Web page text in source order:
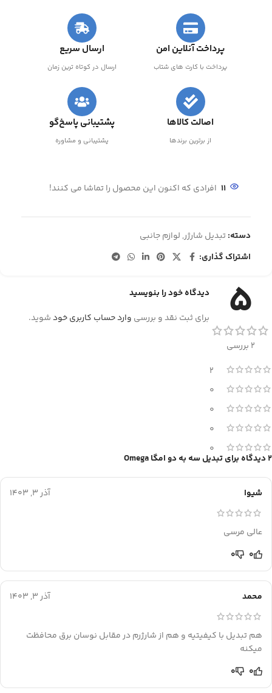
پرداخت آنلاین امن
پرداخت با کارت های شتاب
ارسال سریع
ارسال در کوتاه ترین زمان
اصالت کالاها
از برترین برندها
پشتیبانی پاسخ‌گو
پشتیبانی و مشاوره
11 افرادی که اکنون این محصول را تماشا می کنند!
دسته:تبدیل شارژر, لوازم جانبی
اشتراک گذاری:
5
2 بررسی
2
0
0
0
0
2 دیدگاه برای تبدیل سه به دو امگا Omega
شیوا آذر 3, 1403
عالی مرسی
0
0
محمد آذر 3, 1403
هم تبدیل با کیفیتیه و هم از شارژرم در مقابل نوسان برق محافظت
میکنه
0
0
دیدگاه خود را بنویسید
برای ثبت نقد و بررسی وارد حساب کاربری خودشوید.